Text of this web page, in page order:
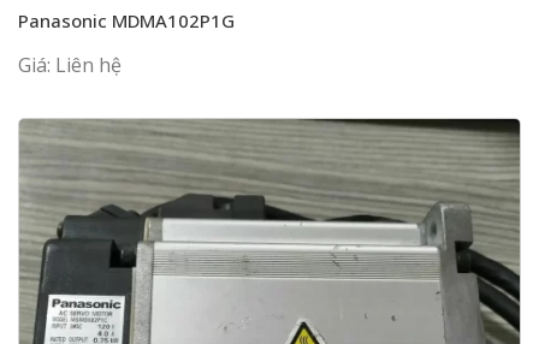
Panasonic MDMA102P1G
Giá: Liên hệ